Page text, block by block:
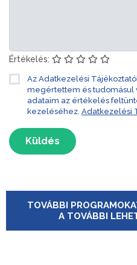
Értékelés:
Az Adatkezelési
megértettem és tudomásul
adataim az értékelés
kezeléséhez. Adatkezelési
Küldés
TOVÁBBI
A TOVÁBBI